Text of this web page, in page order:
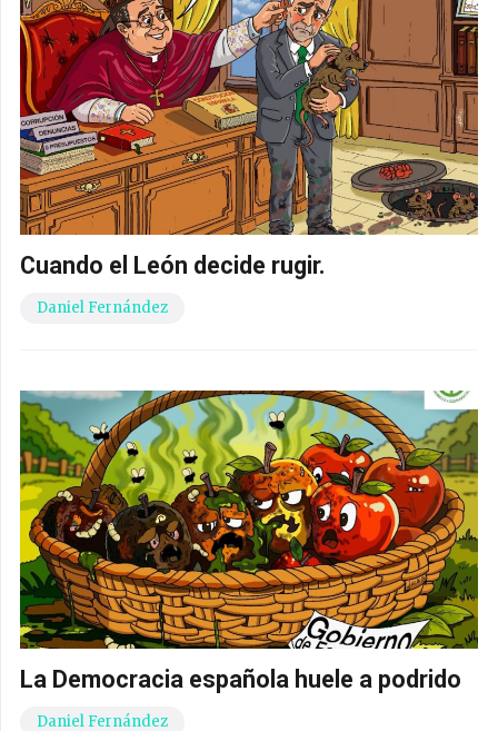
Cuando el León decide rugir.
Daniel Fernández
La Democracia española huele a podrido
Daniel Fernández